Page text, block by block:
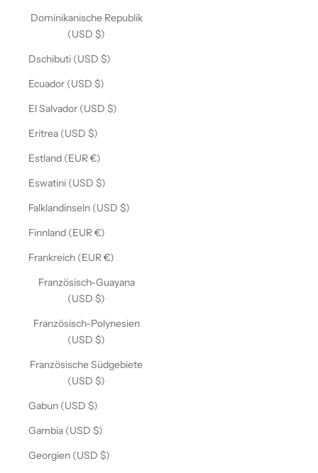
Dominikanische Republik
(USD $)
Dschibuti (USD $)
Ecuador (USD $)
El Salvador (USD $)
Eritrea (USD $)
Estland (EUR €)
Eswatini (USD $)
Falklandinseln (USD $)
Finnland (EUR €)
Frankreich (EUR €)
Französisch-Guayana
(USD $)
Französisch-Polynesien
(USD $)
Französische Südgebiete
(USD $)
Gabun (USD $)
Gambia (USD $)
Georgien (USD $)